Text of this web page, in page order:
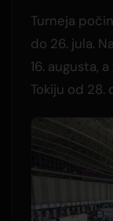
Turneja
do 26. jula.
16. augusta,
Tokiju od 28.